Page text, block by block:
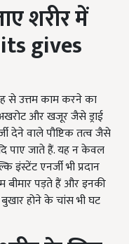
शरीर में
gives
से उत्तम काम करने का
और खजूर जैसे ड्राई
देने वाले पौष्टिक तत्व जैसे
पाए जाते हैं. यह न केवल
एनर्जी भी प्रदान
बीमार पड़ते हैं और इनकी
होने के चांस भी घट